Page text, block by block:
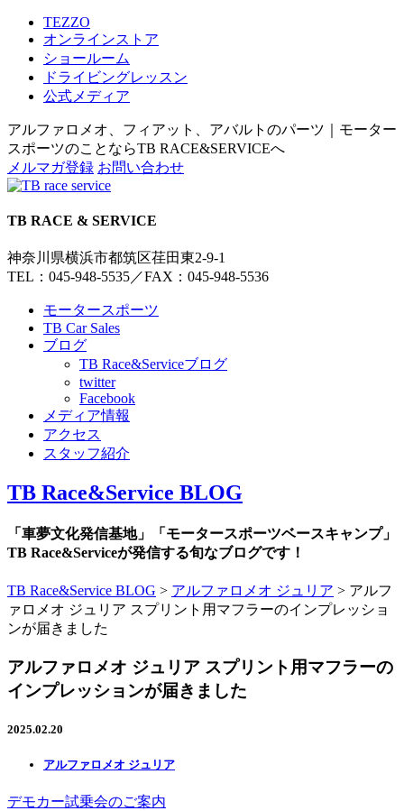
TEZZO
オンラインストア
ショールーム
ドライビングレッスン
公式メディア
アルファロメオ、フィアット、アバルトのパーツ｜モーター
スポーツのことならTB RACE&SERVICEへ
メルマガ登録 お問い合わせ
TB RACE & SERVICE
神奈川県横浜市都筑区荏田東2-9-1
TEL：045-948-5535／FAX：045-948-5536
モータースポーツ
TB Car Sales
ブログ
TB Race&Serviceブログ
twitter
Facebook
メディア情報
アクセス
スタッフ紹介
TB Race&Service BLOG
「車夢文化発信基地」「モータースポーツベースキャンプ」
TB Race&Serviceが発信する旬なブログです！
TB Race&Service BLOG > アルファロメオ ジュリア > アルフ
ァロメオ ジュリア スプリント用マフラーのインプレッショ
ンが届きました
アルファロメオ ジュリア スプリント用マフラーの
インプレッションが届きました
2025.02.20
アルファロメオ ジュリア
デモカー試乗会のご案内